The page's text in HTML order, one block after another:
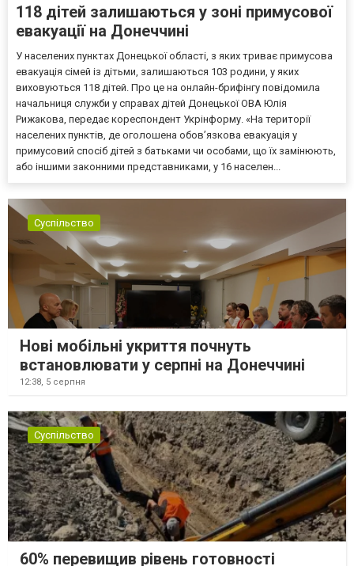
118 дітей залишаються у зоні примусової
евакуації на Донеччині
У населених пунктах Донецької області, з яких триває примусова
евакуація сімей із дітьми, залишаються 103 родини, у яких
виховуються 118 дітей. Про це на онлайн-брифінгу повідомила
начальниця служби у справах дітей Донецької ОВА Юлія
Рижакова, передає кореспондент Укрінформу. «На території
населених пунктів, де оголошена обов’язкова евакуація у
примусовий спосіб дітей з батьками чи особами, що їх замінюють,
або іншими законними представниками, у 16 населен...
Суспільство
Нові мобільні укриття почнуть
встановлювати у серпні на Донеччині
12:38, 5 серпня
Суспільство
60% перевищив рівень готовності